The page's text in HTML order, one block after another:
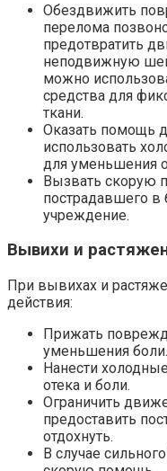
Обездвижить
перелома
предотвратить
неподвижную
можно
средства для
ткани.
Оказать помощь
использовать
для уменьшения
Вызвать скорую
пострадавшего
учреждение.
Вывихи и
При вывихах и
действия:
Прижать
уменьшения боли.
Нанести
отека и боли.
Ограничить
предоставить
отдохнуть.
В случае